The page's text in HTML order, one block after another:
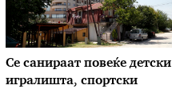
Се санираат повеќе детски
игралишта, спортски